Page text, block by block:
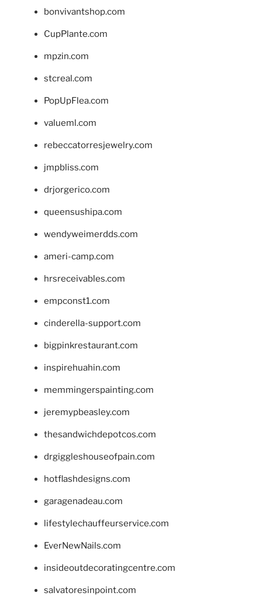
bonvivantshop.com
CupPlante.com
mpzin.com
stcreal.com
PopUpFlea.com
valueml.com
rebeccatorresjewelry.com
jmpbliss.com
drjorgerico.com
queensushipa.com
wendyweimerdds.com
ameri-camp.com
hrsreceivables.com
empconst1.com
cinderella-support.com
bigpinkrestaurant.com
inspirehuahin.com
memmingerspainting.com
jeremypbeasley.com
thesandwichdepotcos.com
drgiggleshouseofpain.com
hotflashdesigns.com
garagenadeau.com
lifestylechauffeurservice.com
EverNewNails.com
insideoutdecoratingcentre.com
salvatoresinpoint.com